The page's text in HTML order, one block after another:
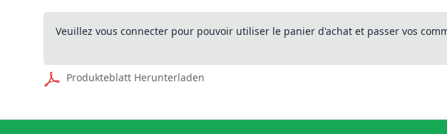
Veuillez vous connecter pour pouvoir utiliser le panier d'achat et passer vos
Produkteblatt Herunterladen